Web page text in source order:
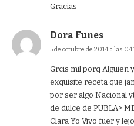
Gracias
Dora Funes
5 de octubre de 2014 a las
Grcis mil porq Alguien
exquisite receta que
por ser algo Nacional
de dulce de PUBLA>
Clara Yo Vivo fuer y